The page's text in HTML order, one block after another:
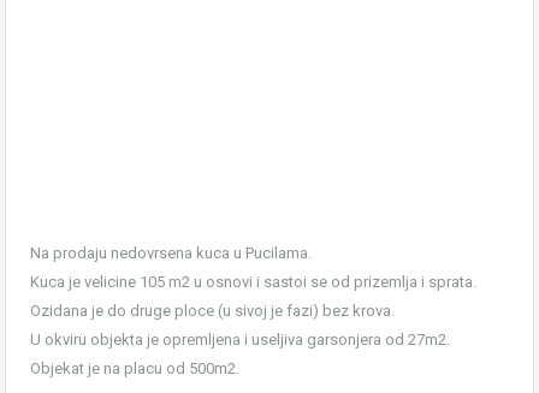
Na prodaju nedovrsena kuca u Pucilama.
Kuca je velicine 105 m2 u osnovi i sastoi se od prizemlja i sprata.
Ozidana je do druge ploce (u sivoj je fazi) bez krova.
U okviru objekta je opremljena i useljiva garsonjera od 27m2.
Objekat je na placu od 500m2.